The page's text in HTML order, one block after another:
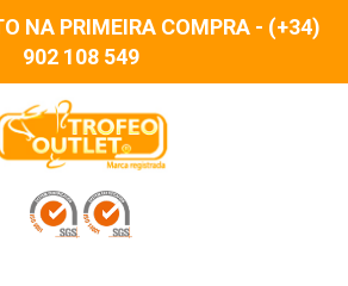
NA PRIMEIRA COMPRA - (+34)
902 108 549